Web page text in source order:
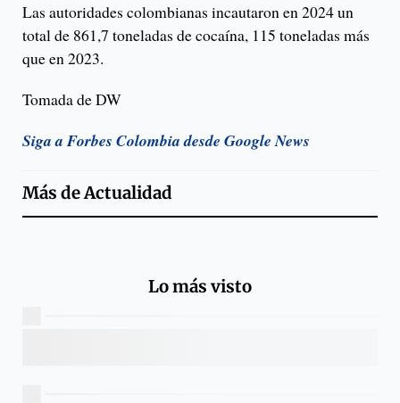
Las autoridades colombianas incautaron en 2024 un
total de 861,7 toneladas de cocaína, 115 toneladas más
que en 2023.
Tomada de DW
Siga a Forbes Colombia desde Google News
Más deActualidad
Lo más visto